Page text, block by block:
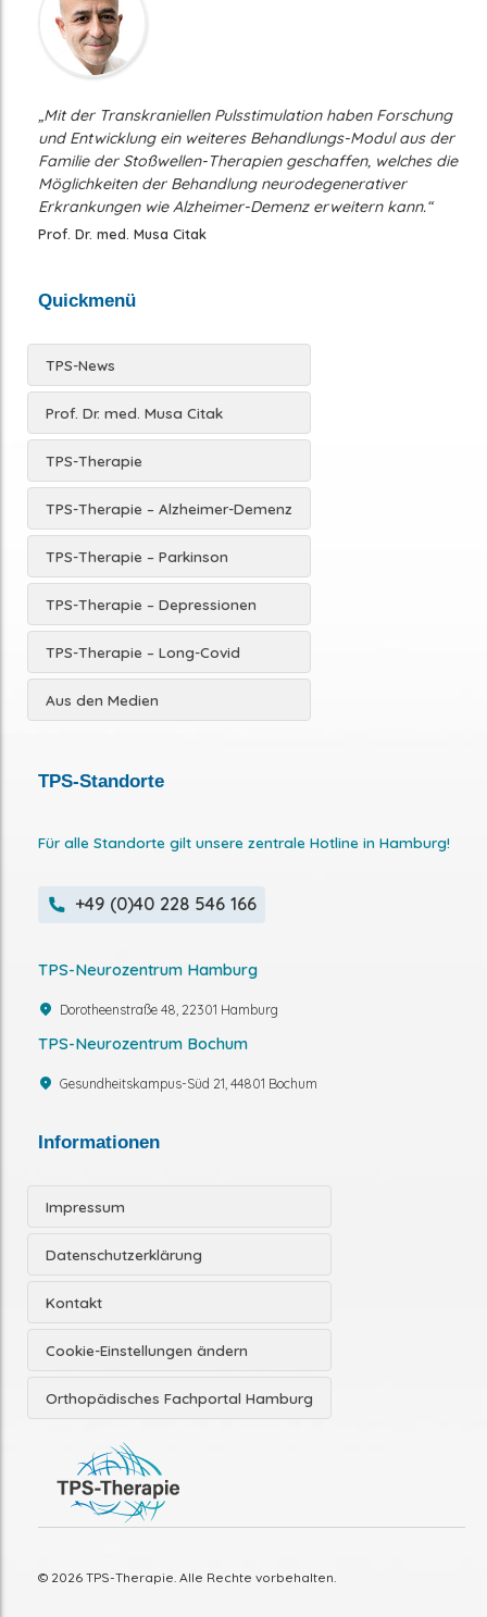
„Mit der Transkraniellen Pulsstimulation haben Forschung
und Entwicklung ein weiteres Behandlungs-Modul aus der
Familie der Stoßwellen-Therapien geschaffen, welches die
Möglichkeiten der Behandlung neurodegenerativer
Erkrankungen wie Alzheimer-Demenz erweitern kann.“
Prof. Dr. med. Musa Citak
Quickmenü
TPS-News
Prof. Dr. med. Musa Citak
TPS-Therapie
TPS-Therapie – Alzheimer-Demenz
TPS-Therapie – Parkinson
TPS-Therapie – Depressionen
TPS-Therapie – Long-Covid
Aus den Medien
TPS-Standorte
Für alle Standorte gilt unsere zentrale Hotline in Hamburg!
+49 (0)40 228 546 166
TPS-Neurozentrum Hamburg
Dorotheenstraße 48, 22301 Hamburg
TPS-Neurozentrum Bochum
Gesundheitskampus-Süd 21, 44801 Bochum
Informationen
Impressum
Datenschutzerklärung
Kontakt
Cookie-Einstellungen ändern
Orthopädisches Fachportal Hamburg
© 2026 TPS-Therapie. Alle Rechte vorbehalten.